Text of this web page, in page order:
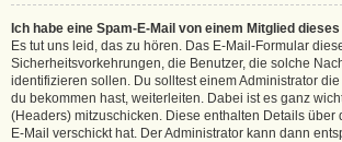
Ich habe eine Spam-E-Mail von einem Mitglied
Es tut uns leid, das zu hören. Das E-Mail-Formular
Sicherheitsvorkehrungen, die Benutzer, die solche
identifizieren sollen. Du solltest einem Administrator
du bekommen hast, weiterleiten. Dabei ist es ganz
(Headers) mitzuschicken. Diese enthalten Details über
E-Mail verschickt hat. Der Administrator kann dann